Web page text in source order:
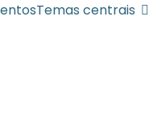
Temas centrais